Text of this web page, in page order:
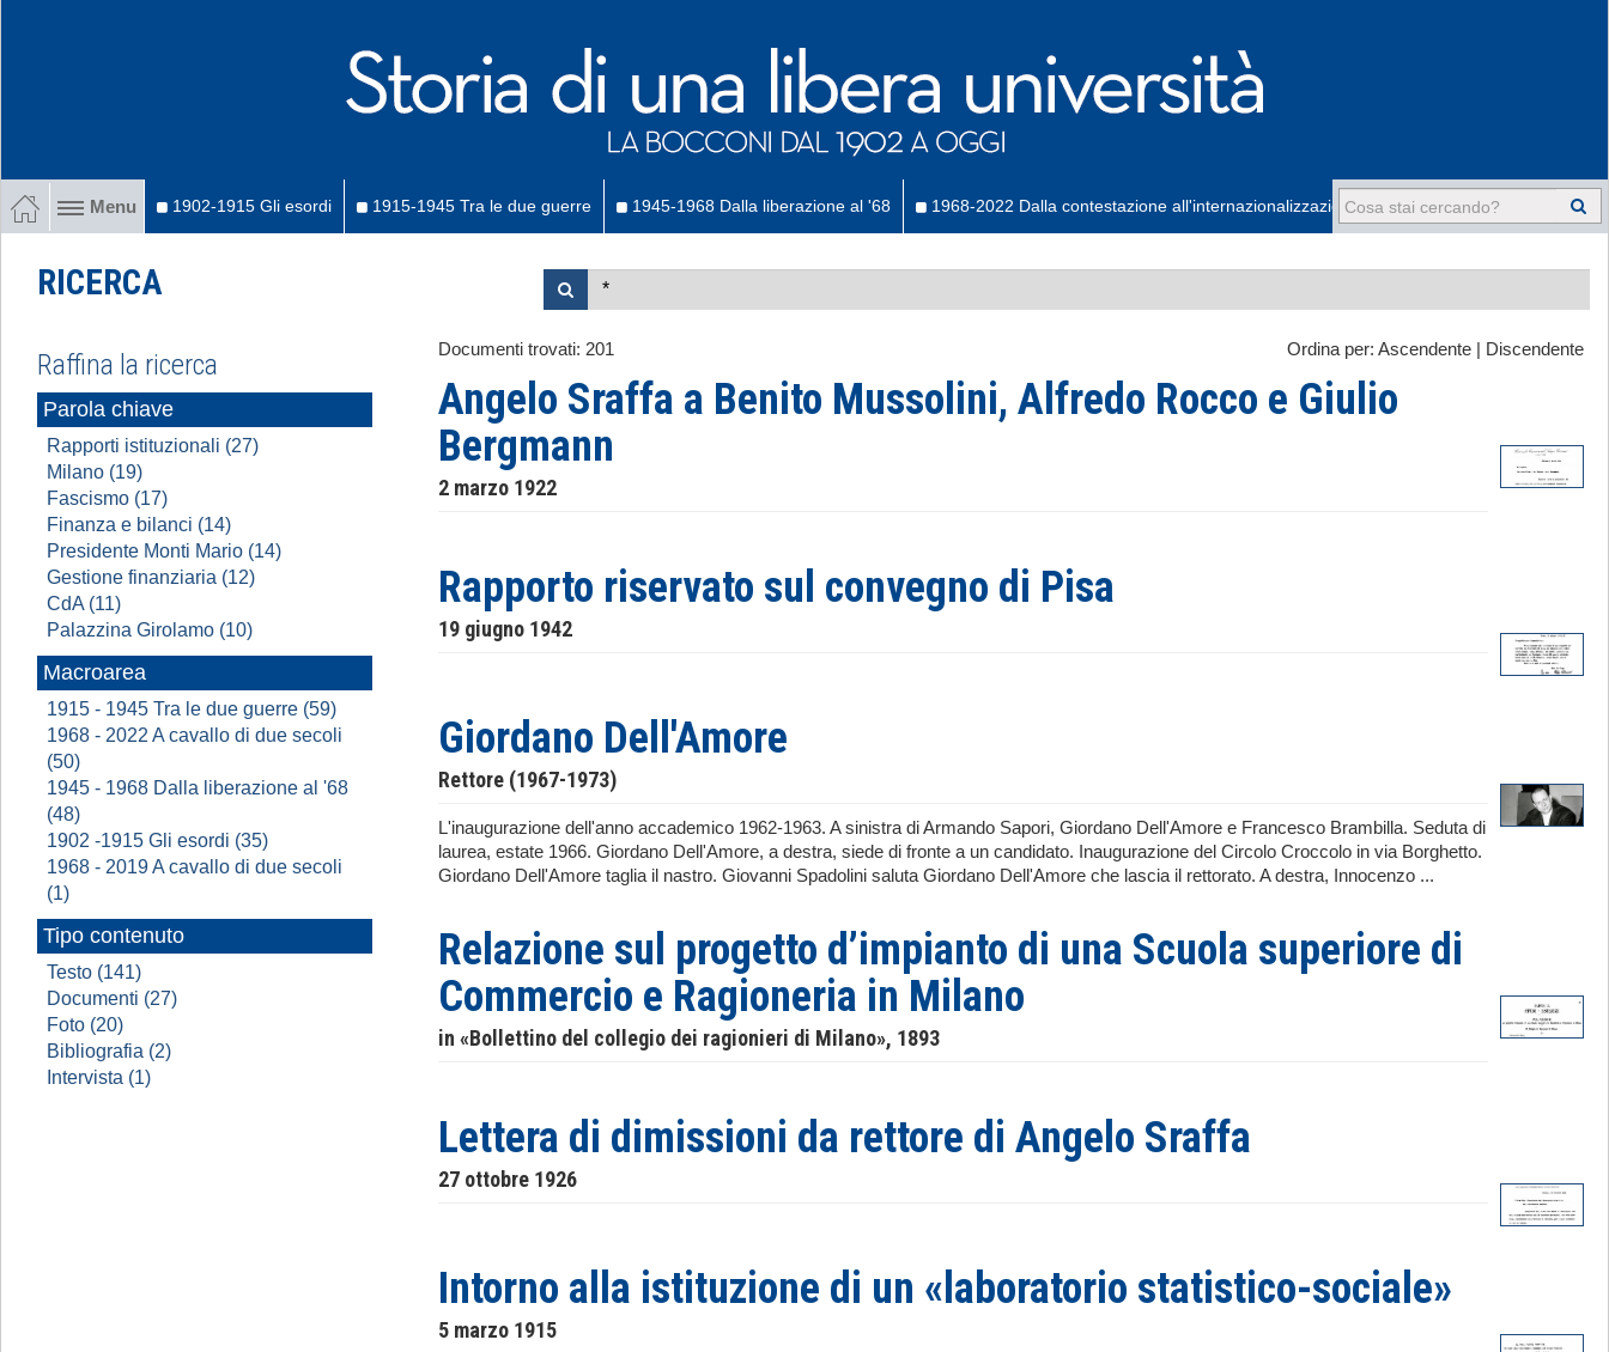
Menu 1902-1915 Gli esordi 1915-1945 Tra le due guerre 1945-1968 Dalla liberazione al '68 1968-2022 Dalla contestazione all'internazionalizzazione -
RICERCA
Ordina per: Ascendente Discendente
Documenti trovati: 201
Angelo Sraffa a Benito Mussolini, Alfredo Rocco e Giulio
Bergmann
2 marzo 1922
Rapporto riservato sul convegno di Pisa
19 giugno 1942
Giordano Dell'Amore
Rettore (1967-1973)
L'inaugurazione dell'anno accademico 1962-1963. A sinistra di Armando Sapori, Giordano Dell'Amore e Francesco Brambilla. Seduta di
laurea, estate 1966. Giordano Dell'Amore, a destra, siede di fronte a un candidato. Inaugurazione del Circolo Croccolo in via Borghetto.
Giordano Dell'Amore taglia il nastro. Giovanni Spadolini saluta Giordano Dell'Amore che lascia il rettorato. A destra, Innocenzo ...
Relazione sul progetto d’impianto di una Scuola superiore di
Commercio e Ragioneria in Milano
in «Bollettino del collegio dei ragionieri di Milano», 1893
Lettera di dimissioni da rettore di Angelo Sraffa
27 ottobre 1926
Intorno alla istituzione di un «laboratorio statistico-sociale»
5 marzo 1915
Raffina la ricerca
Parola chiave
Rapporti istituzionali (27)
Milano (19)
Fascismo (17)
Finanza e bilanci (14)
Presidente Monti Mario (14)
Gestione finanziaria (12)
CdA (11)
Palazzina Girolamo (10)
Macroarea
1915 - 1945 Tra le due guerre (59)
1968 - 2022 A cavallo di due secoli
(50)
1945 - 1968 Dalla liberazione al '68
(48)
1902 -1915 Gli esordi (35)
1968 - 2019 A cavallo di due secoli
(1)
Tipo contenuto
Testo (141)
Documenti (27)
Foto (20)
Bibliografia (2)
Intervista (1)